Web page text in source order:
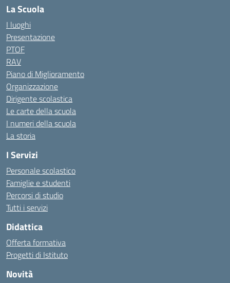
La Scuola
I luoghi
Presentazione
PTOF
RAV
Piano di Miglioramento
Organizzazione
Dirigente scolastica
Le carte della scuola
I numeri della scuola
La storia
I Servizi
Personale scolastico
Famiglie e studenti
Percorsi di studio
Tutti i servizi
Didattica
Offerta formativa
Progetti di Istituto
Novità